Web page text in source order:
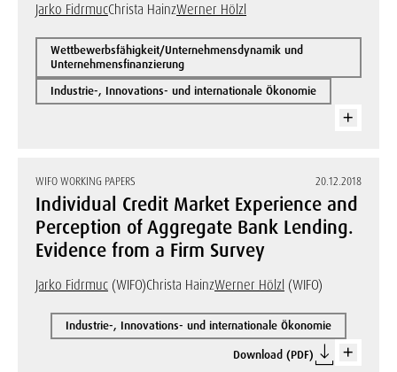
Jarko FidrmucChrista HainzWerner Hölzl
Wettbewerbsfähigkeit/Unternehmensdynamik und
Unternehmensfinanzierung
Industrie-, Innovations- und internationale Ökonomie
WIFO WORKING PAPERS 20.12.2018
Individual Credit Market Experience and
Perception of Aggregate Bank Lending.
Evidence from a Firm Survey
Jarko Fidrmuc (WIFO)Christa HainzWerner Hölzl (WIFO)
Industrie-, Innovations- und internationale Ökonomie
Download (PDF)